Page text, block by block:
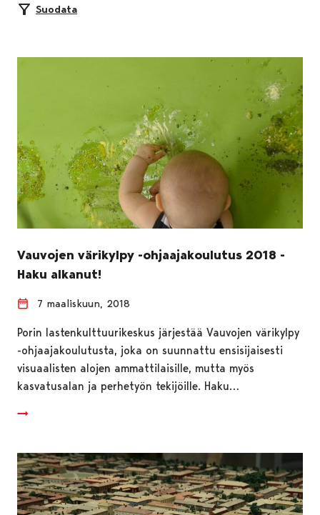
Suodata
Vauvojen värikylpy -ohjaajakoulutus 2018 -
Haku alkanut!
7 maaliskuun, 2018
Porin lastenkulttuurikeskus järjestää Vauvojen värikylpy
-ohjaajakoulutusta, joka on suunnattu ensisijaisesti
visuaalisten alojen ammattilaisille, mutta myös
kasvatusalan ja perhetyön tekijöille. Haku…